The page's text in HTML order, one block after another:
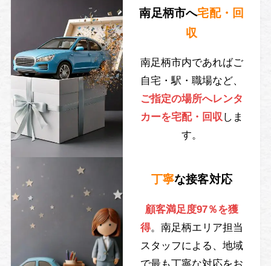
南足柄市へ宅配・回
収
南足柄市内であればご
自宅・駅・職場など、
ご指定の場所へレンタ
カーを宅配・回収しま
す。
丁寧な接客対応
顧客満足度97％を獲
得。南足柄エリア担当
スタッフによる、地域
で最も丁寧な対応をお